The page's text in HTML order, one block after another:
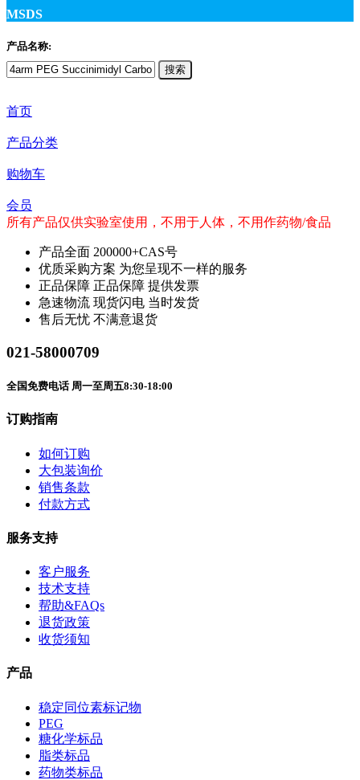
MSDS
产品名称:
搜索
首页
产品分类
购物车
会员
所有产品仅供实验室使用，不用于人体，不用作药物/食品
产品全面 200000+CAS号
优质采购方案 为您呈现不一样的服务
正品保障 正品保障 提供发票
急速物流 现货闪电 当时发货
售后无忧 不满意退货
021-58000709
全国免费电话 周一至周五8:30-18:00
订购指南
如何订购
大包装询价
销售条款
付款方式
服务支持
客户服务
技术支持
帮助&FAQs
退货政策
收货须知
产品
稳定同位素标记物
PEG
糖化学标品
脂类标品
药物类标品